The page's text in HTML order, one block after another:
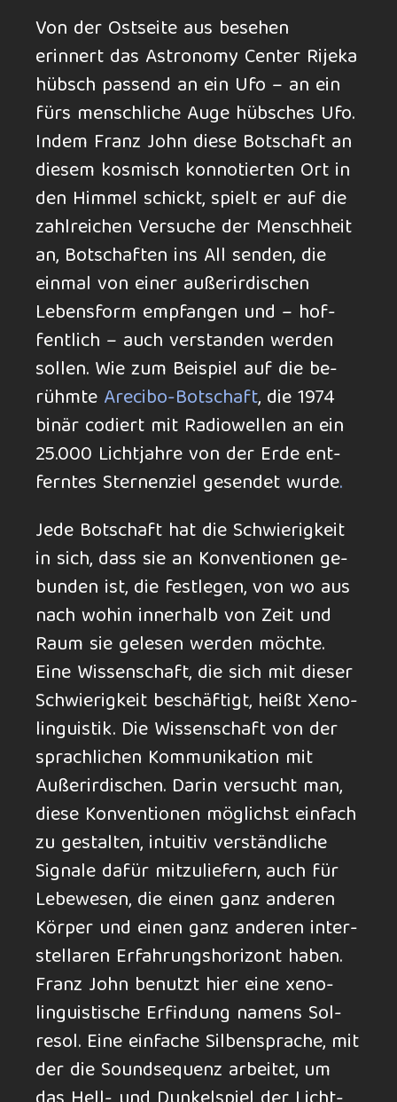
Von der Ost­seite aus be­sehen
erinnert das As­tro­nomy Cen­ter Rijeka
hübsch pas­send an ein Ufo – an ein
fürs mensch­li­che Auge hüb­sches Ufo.
Indem Franz John diese Bot­schaft an
die­sem kos­misch kon­no­tier­ten Ort in
den Him­mel schickt, spielt er auf die
zahl­rei­chen Ver­suche der Mensch­heit
an, Bot­schaf­ten ins All senden, die
einmal von einer außer­ir­di­schen
Lebens­form em­pfang­en und – hof­
fent­lich – auch ver­stan­den wer­den
sol­len. Wie zum Bei­spiel auf die be­
rühm­te Arecibo-Bot­schaft, die 1974
binär codiert mit Radio­wel­len an ein
25.000 Licht­jahre von der Erde ent­
fern­tes Sternen­ziel ge­sen­det wurde.
Jede Bot­schaft hat die Schwie­rig­keit
in sich, dass sie an Kon­ven­ti­onen ge­
bunden ist, die fest­legen, von wo aus
nach wo­hin in­ner­halb von Zeit und
Raum sie ge­lesen wer­den möch­te.
Eine Wis­sen­schaft, die sich mit die­ser
Schwie­rig­keit be­schäf­tigt, heißt Xeno­
lingu­istik. Die Wis­sen­schaft von der
sprach­li­chen Kom­muni­kation mit
Außer­irdi­schen. Darin ver­sucht man,
diese Kon­ven­tionen mög­lichst ein­fach
zu ge­stal­ten, intu­itiv ver­ständ­liche
Signale dafür mit­zu­liefern, auch für
Lebe­we­sen, die einen ganz ande­ren
Kör­per und einen ganz ander­en inter­
stel­laren Er­fah­rungs­hori­zont haben.
Franz John be­nutzt hier eine xeno­
lingu­isti­sche Er­fin­dung namens Sol­
resol. Eine ein­fache Sil­ben­spra­che, mit
der die Sound­sequenz ar­bei­tet, um